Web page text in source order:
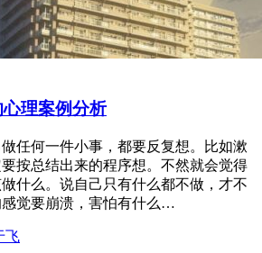
理案例分析
任何一件小事，都要反复想。比如漱
按总结出来的程序想。不然就会觉得
什么。说自己只有什么都不做，才不
觉要崩溃，害怕有什么…
飞